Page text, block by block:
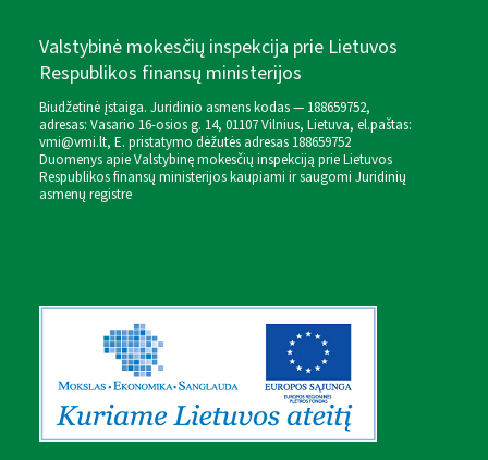
Valstybinė mokesčių inspekcija prie Lietuvos
Respublikos finansų ministerijos
Biudžetinė įstaiga. Juridinio asmens kodas — 188659752,
adresas: Vasario 16-osios g. 14, 01107 Vilnius, Lietuva, el.paštas:
vmi@vmi.lt, E. pristatymo dėžutės adresas 188659752
Duomenys apie Valstybinę mokesčių inspekciją prie Lietuvos
Respublikos finansų ministerijos kaupiami ir saugomi Juridinių
asmenų registre